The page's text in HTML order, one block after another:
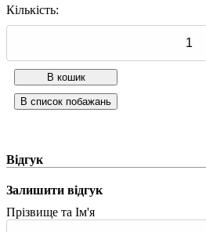
Кількість:
Відгук
Залишити відгук
Прізвище та Ім'я